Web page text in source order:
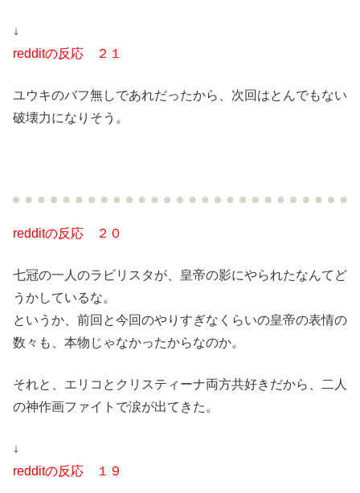
↓
redditの反応 ２１
ユウキのバフ無しであれだったから、次回はとんでもない
破壊力になりそう。
redditの反応 ２０
七冠の一人のラビリスタが、皇帝の影にやられたなんてど
うかしているな。
というか、前回と今回のやりすぎなくらいの皇帝の表情の
数々も、本物じゃなかったからなのか。
それと、エリコとクリスティーナ両方共好きだから、二人
の神作画ファイトで涙が出てきた。
↓
redditの反応 １９